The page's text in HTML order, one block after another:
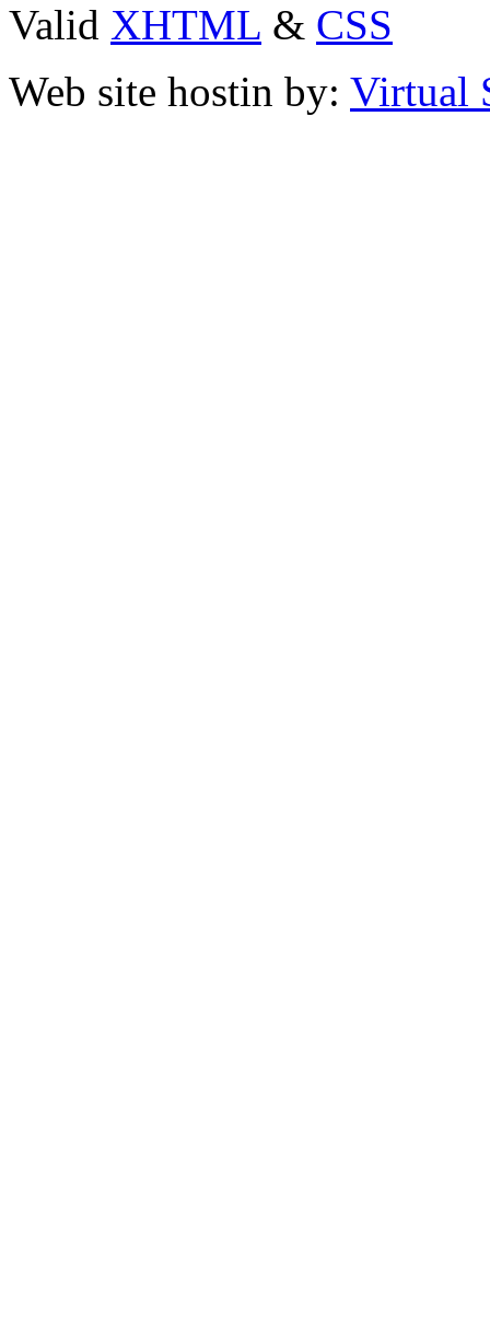
Valid XHTML & CSS
Web site hostin by: Virtual